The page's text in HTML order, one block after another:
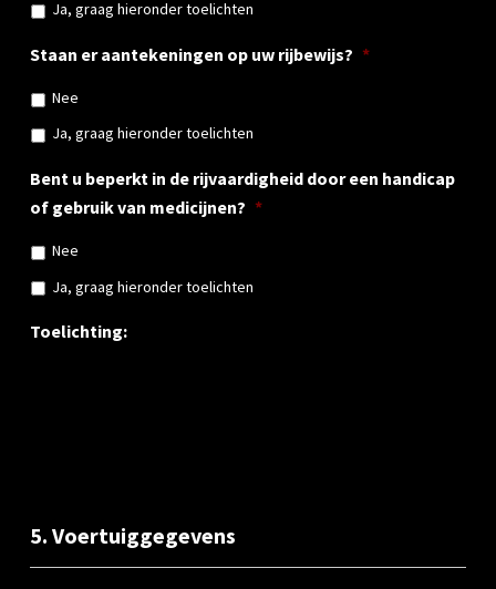
Ja, graag hieronder toelichten
Staan er aantekeningen op uw rijbewijs? *
Nee
Ja, graag hieronder toelichten
Bent u beperkt in de rijvaardigheid door een handicap
of gebruik van medicijnen? *
Nee
Ja, graag hieronder toelichten
Toelichting:
5. Voertuiggegevens